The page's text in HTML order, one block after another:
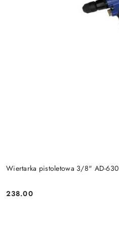
Wiertarka pistoletowa 3/8" AD-630
Cena:
238.00